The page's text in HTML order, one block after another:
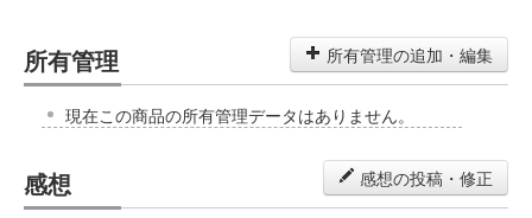
所有管理 所有管理の追加・編集
現在この商品の所有管理データはありません。
感想 感想の投稿・修正